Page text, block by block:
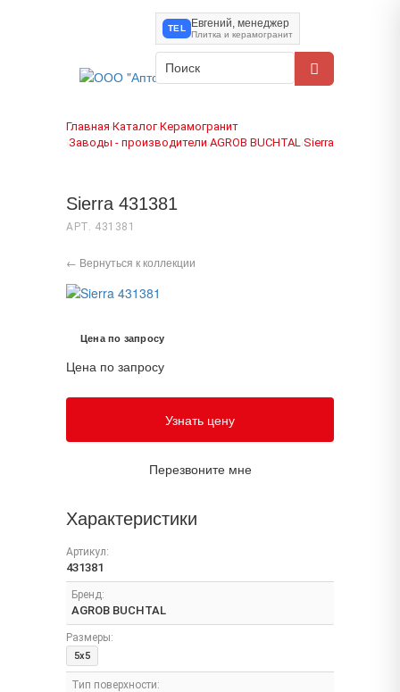
TEL
Евгений, менеджер
Плитка и керамогранит
Главная›Каталог›Керамогранит
›Заводы - производители›AGROB BUCHTAL›Sierra
Sierra 431381
АРТ. 431381
← Вернуться к коллекции
Цена по запросу
Цена по запросу
Узнать цену
Перезвоните мне
Характеристики
Артикул:
431381
Бренд:
AGROB BUCHTAL
Размеры:
5x5
Тип поверхности: